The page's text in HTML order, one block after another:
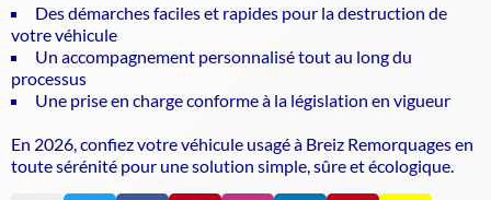
Des démarches faciles et rapides pour la destruction de
votre véhicule
Un accompagnement personnalisé tout au long du
processus
Une prise en charge conforme à la législation en vigueur
En 2026, confiez votre véhicule usagé à Breiz Remorquages en
toute sérénité pour une solution simple, sûre et écologique.